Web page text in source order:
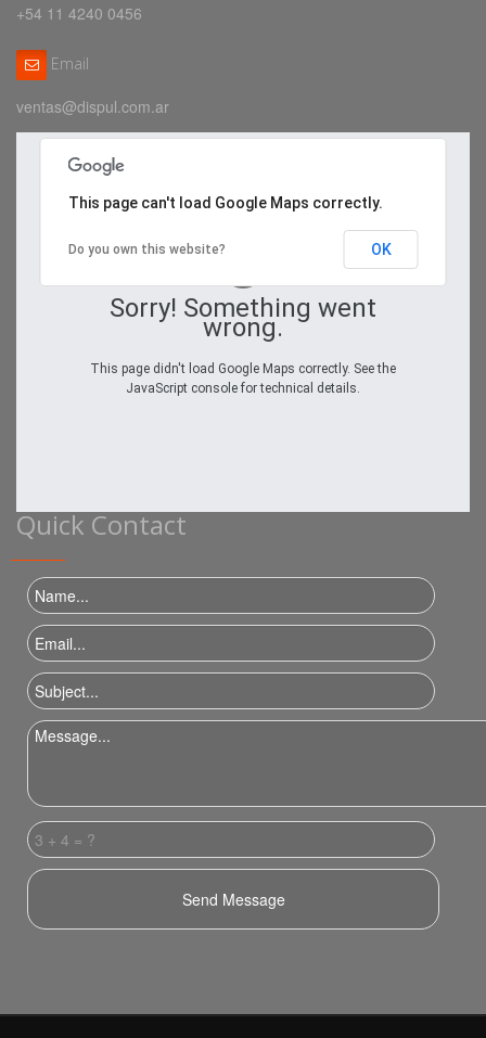
+54 11 4240 0456
Email
ventas@dispul.com.ar
Sorry! Something went
wrong.
This page didn't load Google Maps correctly. See the
JavaScript console for technical details.
This page can't load Google Maps correctly.
Do you own this website? OK
Quick Contact